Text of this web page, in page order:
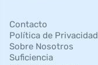
Contacto
Política de Privacidad
Sobre Nosotros
Suficiencia